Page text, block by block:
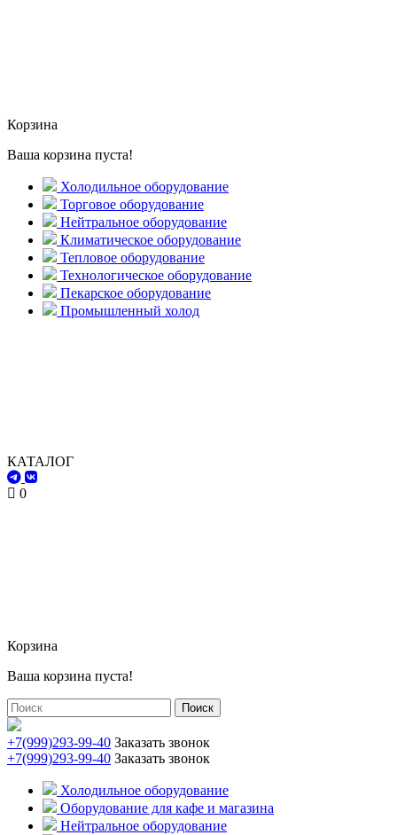
Корзина
Ваша корзина пуста!
Холодильное оборудование
Торговое оборудование
Нейтральное оборудование
Климатическое оборудование
Тепловое оборудование
Технологическое оборудование
Пекарское оборудование
Промышленный холод
КАТАЛОГ
0
Корзина
Ваша корзина пуста!
Поиск
+7(999)293-99-40 Заказать звонок
+7(999)293-99-40 Заказать звонок
Холодильное оборудование
Оборудование для кафе и магазина
Нейтральное оборудование